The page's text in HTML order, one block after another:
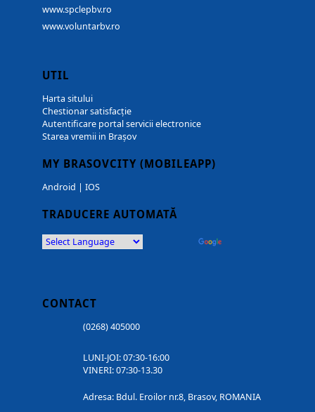
www.spclepbv.ro
www.voluntarbv.ro
UTIL
Harta sitului
Chestionar satisfacție
Autentificare portal servicii electronice
Starea vremii in Brașov
MY BRASOVCITY (MOBILEAPP)
Android | IOS
TRADUCERE AUTOMATĂ
CONTACT
(0268) 405000
LUNI-JOI: 07:30-16:00
VINERI: 07:30-13.30
Adresa: Bdul. Eroilor nr.8, Brasov, ROMANIA